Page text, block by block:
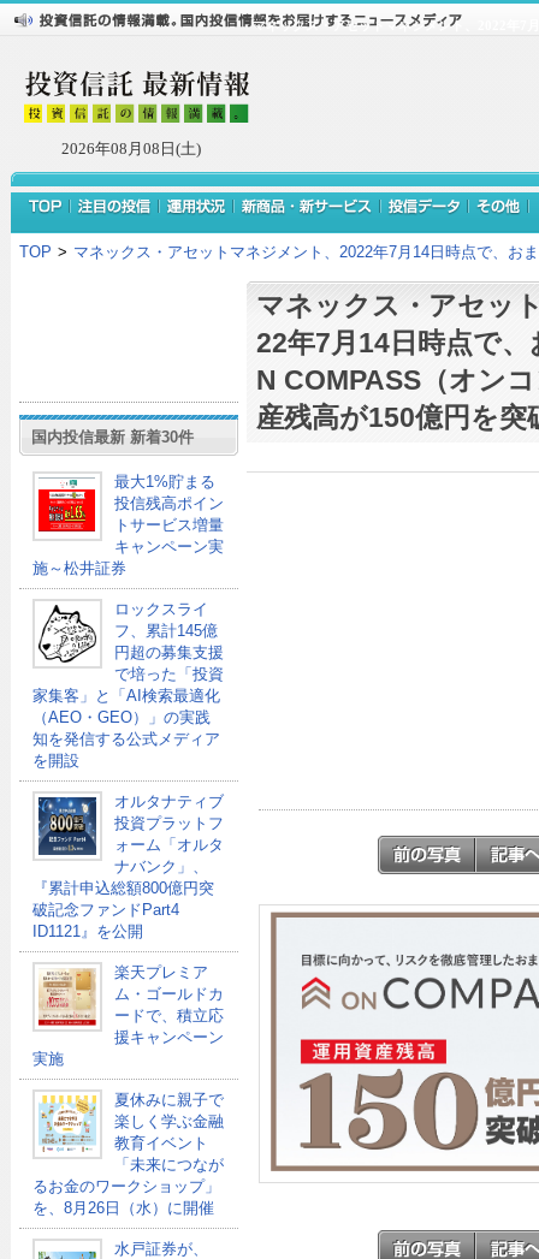
2026年08月08日(土)
マネックス・アセットマネジメント、2022年7
TOP > マネックス・アセットマネジメント、2022年7月14日時点で、お
国内投信最新 新着30件
最大1%貯まる
投信残高ポイン
トサービス増量
キャンペーン実
施～松井証券
ロックスライ
フ、累計145億
円超の募集支援
で培った「投資
家集客」と「AI検索最適化
（AEO・GEO）」の実践
知を発信する公式メディア
を開設
オルタナティブ
投資プラットフ
ォーム「オルタ
ナバンク」、
『累計申込総額800億円突
破記念ファンドPart4
ID1121』を公開
楽天プレミア
ム・ゴールドカ
ードで、積立応
援キャンペーン
実施
夏休みに親子で
楽しく学ぶ金融
教育イベント
「未来につなが
るお金のワークショップ」
を、8月26日（水）に開催
水戸証券が、
マネックス・アセッ
22年7月14日時点で
N COMPASS（オン
産残高が150億円を突